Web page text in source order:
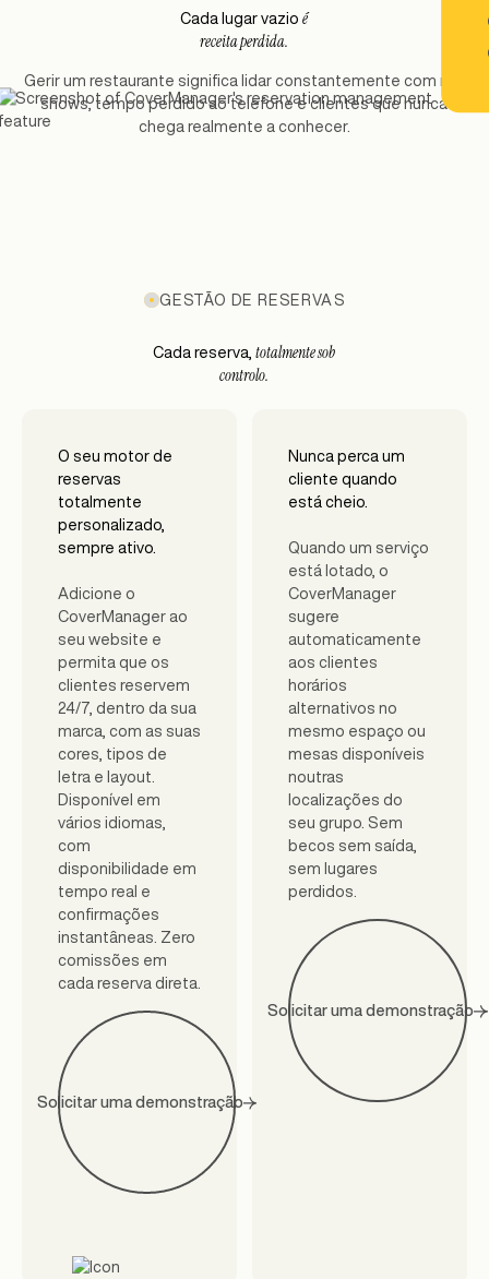
Cada lugar vazioé
receita perdida.
Gerir um restaurante significa lidar constantemente com no-
shows, tempo perdido ao telefone e clientes que nunca
chega realmente a conhecer.
GESTÃO DE RESERVAS
Cada reserva,totalmente sob
controlo.
O seu motor de
reservas
totalmente
personalizado,
sempre ativo.
Adicione o
CoverManager ao
seu website e
permita que os
clientes reservem
24/7, dentro da sua
marca, com as suas
cores, tipos de
letra e layout.
Disponível em
vários idiomas,
com
disponibilidade em
tempo real e
confirmações
instantâneas. Zero
comissões em
cada reserva direta.
Solicitar uma demonstração
Nunca perca um
cliente quando
está cheio.
Quando um serviço
está lotado, o
CoverManager
sugere
automaticamente
aos clientes
horários
alternativos no
mesmo espaço ou
mesas disponíveis
noutras
localizações do
seu grupo. Sem
becos sem saída,
sem lugares
perdidos.
Solicitar uma demonstração